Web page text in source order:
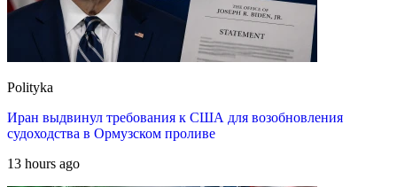
Polityka
Иран выдвинул требования к США для возобновления
судоходства в Ормузском проливе
13 hours ago